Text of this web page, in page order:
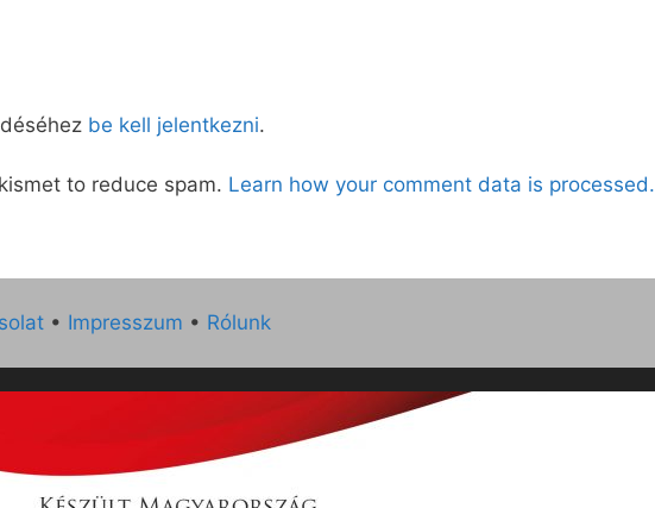
be kell jelentkezni.
to reduce spam. Learn how your comment data is processed.
• Impresszum • Rólunk